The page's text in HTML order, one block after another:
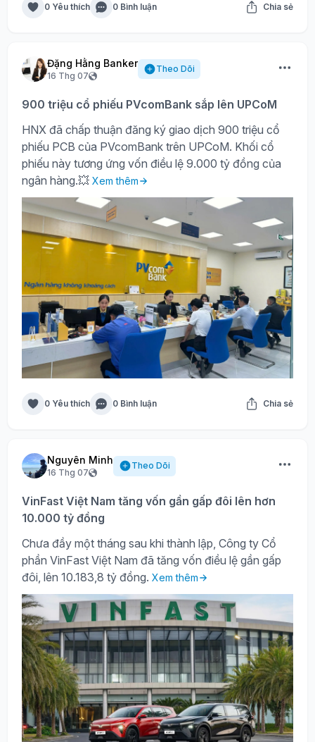
0 Yêu thích 0 Bình luận Chia sẻ
Đặng Hằng Banker
16 Thg 07
Theo Dõi
900 triệu cổ phiếu PVcomBank sắp lên UPCoM
HNX đã chấp thuận đăng ký giao dịch 900 triệu cổ
phiếu PCB của PVcomBank trên UPCoM. Khối cổ
phiếu này tương ứng vốn điều lệ 9.000 tỷ đồng của
ngân hàng.💥 Xem thêm
0 Yêu thích 0 Bình luận Chia sẻ
Nguyên Minh
16 Thg 07
Theo Dõi
VinFast Việt Nam tăng vốn gần gấp đôi lên hơn
10.000 tỷ đồng
Chưa đầy một tháng sau khi thành lập, Công ty Cổ
phần VinFast Việt Nam đã tăng vốn điều lệ gần gấp
đôi, lên 10.183,8 tỷ đồng. Xem thêm